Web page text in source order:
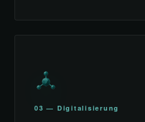
03 — Digitalisierung